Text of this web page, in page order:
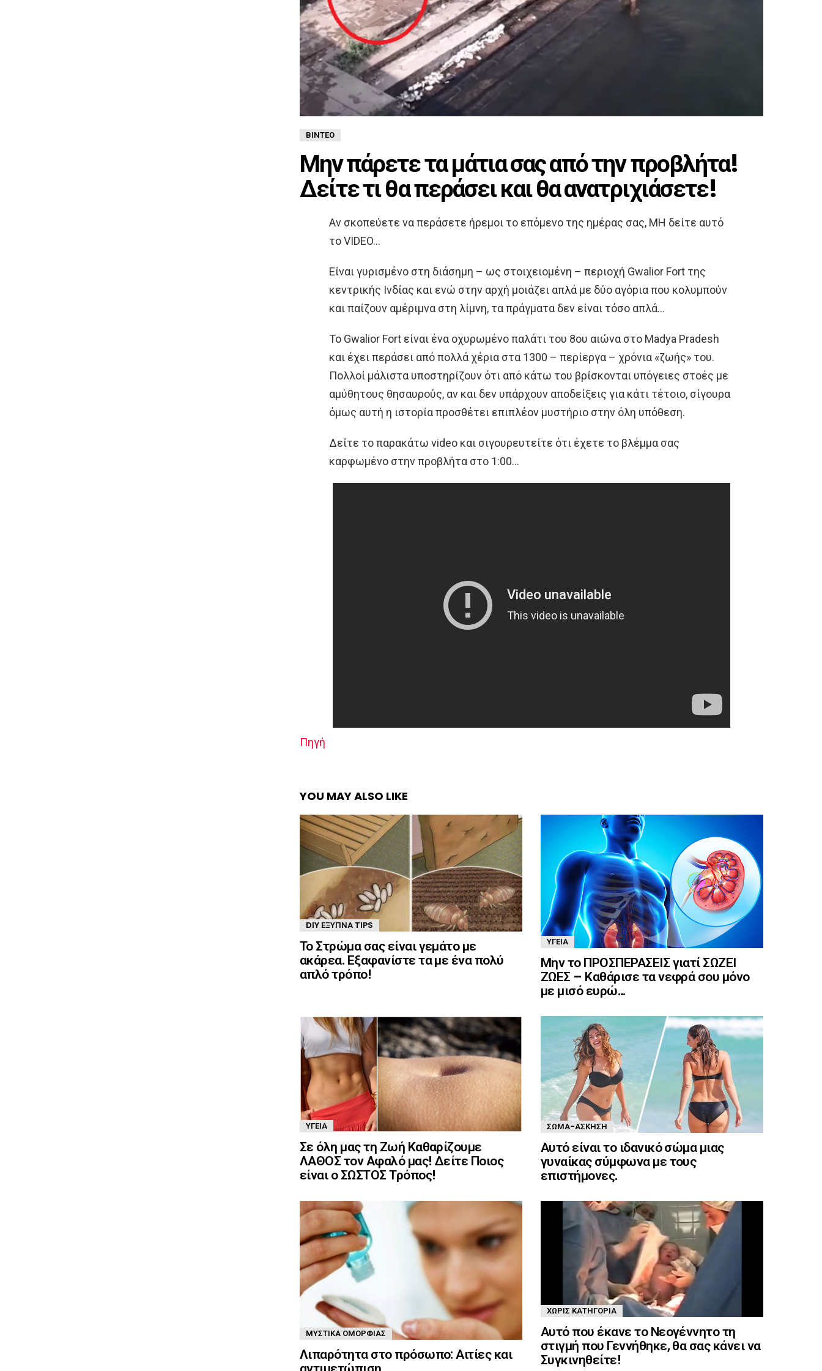
ΒΊΝΤΕΟ
Μην πάρετε τα μάτια σας από την προβλήτα!
Δείτε τι θα περάσει και θα ανατριχιάσετε!
Αν σκοπεύετε να περάσετε ήρεμοι το επόμενο της ημέρας σας, ΜΗ δείτε αυτό
το VIDEO…
Είναι γυρισμένο στη διάσημη – ως στοιχειομένη – περιοχή Gwalior Fort της
κεντρικής Ινδίας και ενώ στην αρχή μοιάζει απλά με δύο αγόpια που κολυμπούν
και παίζουν αμέριμνα στη λίμνη, τα πράγματα δεν είναι τόσο απλά…
Το Gwalior Fort είναι ένα οχυρωμένο παλάτι του 8ου αιώνα στο Madya Pradesh
και έχει περάσει από πολλά χέρια στα 1300 – περίεργα – χρόνια «ζωής» του.
Πολλοί μάλιστα υποστηρίζουν ότι από κάτω του βρίσκονται υπόγειες στοές με
αμύθητους θησαυρούς, αν και δεν υπάρχουν αποδείξεις για κάτι τέτοιο, σίγουρα
όμως αυτή η ιστορία προσθέτει επιπλέον μυστήριο στην όλη υπόθεση.
Δείτε το παρακάτω video και σιγουρευτείτε ότι έχετε το βλέμμα σας
καρφωμένο στην προβλήτα στο 1:00…
Πηγή
YOU MAY ALSO LIKE
DIY ΈΞΥΠΝΑ TIPS
Το Στρώμα σας είναι γεμάτο με
ακάρεα. Εξαφανίστε τα με ένα πολύ
απλό τρόπο!
ΥΓΕΊΑ
Μην το ΠΡΟΣΠΕΡΑΣΕΙΣ γιατί ΣΩΖΕΙ
ΖΩΕΣ – Καθάρισε τα νεφρά σου μόνο
με μισό ευρώ…
ΥΓΕΊΑ
Σε όλη μας τη Ζωή Καθαρίζουμε
ΛΑΘΟΣ τον Αφαλό μας! Δείτε Ποιος
είναι ο ΣΩΣΤΟΣ Τρόπος!
ΣΏΜΑ-ΆΣΚΗΣΗ
Αυτό είναι το ιδανικό σώμα μιας
γυναίκας σύμφωνα με τους
επιστήμονες.
ΜΥΣΤΙΚΆ ΟΜΟΡΦΙΆΣ
Λιπαρότητα στο πρόσωπο: Αιτίες και
ΧΩΡΊΣ ΚΑΤΗΓΟΡΊΑ
Αυτό που έκανε το Νεογέννητο τη
στιγμή που Γεννήθηκε, θα σας κάνει να
Συγκινηθείτε!